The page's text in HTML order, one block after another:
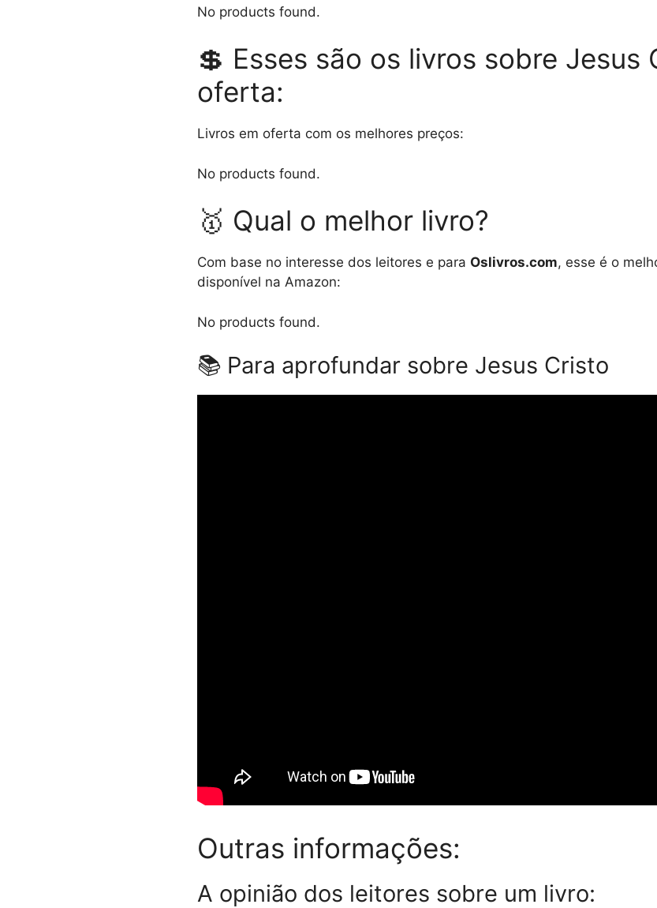
No products found.
💲 Esses são os livros sobre Jesus
oferta:
Livros em oferta com os melhores preços:
No products found.
🥇 Qual o melhor livro?
Com base no interesse dos leitores e para Oslivros.com, esse é o
disponível na Amazon:
No products found.
📚 Para aprofundar sobre Jesus Cristo
Outras informações:
A opinião dos leitores sobre um livro: